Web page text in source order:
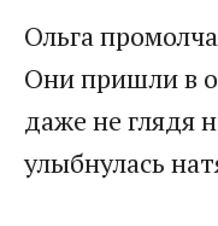
Ольга
Они пришли в
даже не глядя
улыбнулась